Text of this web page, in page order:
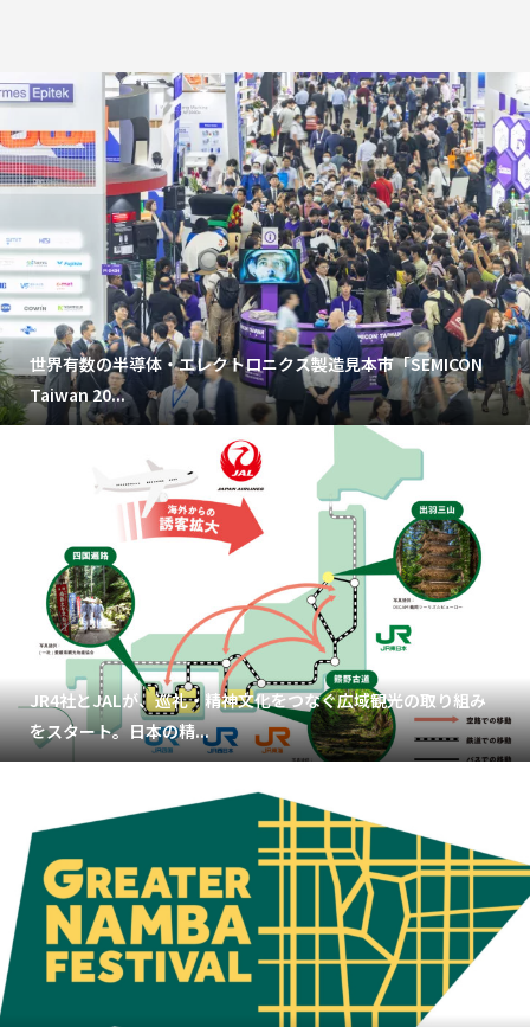
世界有数の半導体・エレクトロニクス製造見本市「SEMICON
Taiwan 20...
JR4社とJALが、巡礼・精神文化をつなぐ広域観光の取り組み
をスタート。日本の精...